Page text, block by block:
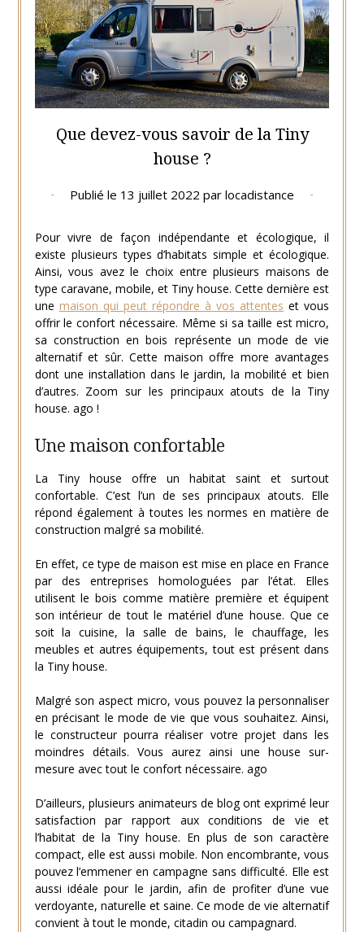
Que devez-vous savoir de la Tiny
house ?
Publié le 13 juillet 2022 par locadistance
Pour vivre de façon indépendante et écologique, il
existe plusieurs types d’habitats simple et écologique.
Ainsi, vous avez le choix entre plusieurs maisons de
type caravane, mobile, et Tiny house. Cette dernière est
une maison qui peut répondre à vos attentes et vous
offrir le confort nécessaire. Même si sa taille est micro,
sa construction en bois représente un mode de vie
alternatif et sûr. Cette maison offre more avantages
dont une installation dans le jardin, la mobilité et bien
d’autres. Zoom sur les principaux atouts de la Tiny
house. ago !
Une maison confortable
La Tiny house offre un habitat saint et surtout
confortable. C’est l’un de ses principaux atouts. Elle
répond également à toutes les normes en matière de
construction malgré sa mobilité.
En effet, ce type de maison est mise en place en France
par des entreprises homologuées par l’état. Elles
utilisent le bois comme matière première et équipent
son intérieur de tout le matériel d’une house. Que ce
soit la cuisine, la salle de bains, le chauffage, les
meubles et autres équipements, tout est présent dans
la Tiny house.
Malgré son aspect micro, vous pouvez la personnaliser
en précisant le mode de vie que vous souhaitez. Ainsi,
le constructeur pourra réaliser votre projet dans les
moindres détails. Vous aurez ainsi une house sur-
mesure avec tout le confort nécessaire. ago
D’ailleurs, plusieurs animateurs de blog ont exprimé leur
satisfaction par rapport aux conditions de vie et
l’habitat de la Tiny house. En plus de son caractère
compact, elle est aussi mobile. Non encombrante, vous
pouvez l’emmener en campagne sans difficulté. Elle est
aussi idéale pour le jardin, afin de profiter d’une vue
verdoyante, naturelle et saine. Ce mode de vie alternatif
convient à tout le monde, citadin ou campagnard.